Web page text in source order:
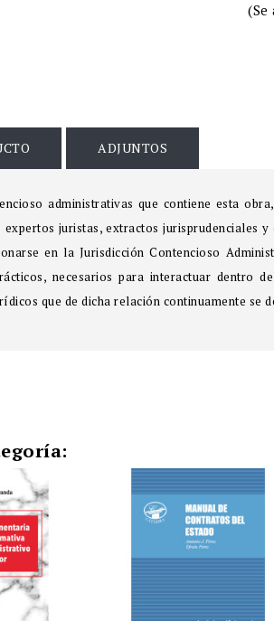
ADJUNTOS
administrativas que contiene esta
juristas, extractos jurisprudenciales
en la Jurisdicción Contencioso
necesarios para interactuar dentro
que de dicha relación continuamente se